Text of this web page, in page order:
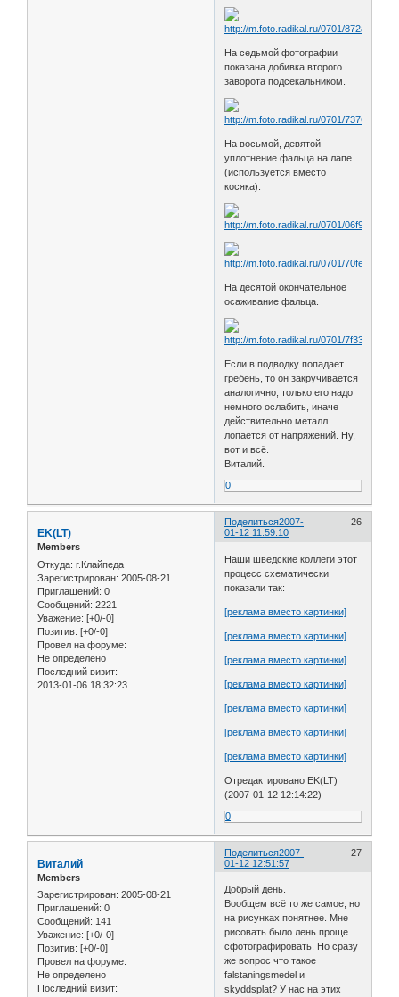
На седьмой фотографии
показана добивка второго
заворота подсекальником.
На восьмой, девятой
уплотнение фальца на лапе
(используется вместо
косяка).
На десятой окончательное
осаживание фальца.
Если в подводку попадает
гребень, то он закручивается
аналогично, только его надо
немного ослабить, иначе
действительно металл
лопается от напряжений. Ну,
вот и всё.
Виталий.
0
Поделиться 26
2007-
01-12 11:59:10
EK(LT)
Members
Откуда: г.Клайпеда
Зарегистрирован: 2005-08-21
Приглашений: 0
Сообщений: 2221
Уважение: [+0/-0]
Позитив: [+0/-0]
Провел на форуме:
Не определено
Последний визит:
2013-01-06 18:32:23
Наши шведские коллеги этот
процесс схематически
показали так:
[реклама вместо картинки]
[реклама вместо картинки]
[реклама вместо картинки]
[реклама вместо картинки]
[реклама вместо картинки]
[реклама вместо картинки]
[реклама вместо картинки]
Отредактировано EK(LT)
(2007-01-12 12:14:22)
0
Поделиться 27
2007-
01-12 12:51:57
Виталий
Members
Зарегистрирован: 2005-08-21
Приглашений: 0
Сообщений: 141
Уважение: [+0/-0]
Позитив: [+0/-0]
Провел на форуме:
Не определено
Последний визит:
Добрый день.
Вообщем всё то же самое, но
на рисунках понятнее. Мне
рисовать было лень проще
сфотографировать. Но сразу
же вопрос что такое
falstaningsmedel и
skyddsplat? У нас на этих